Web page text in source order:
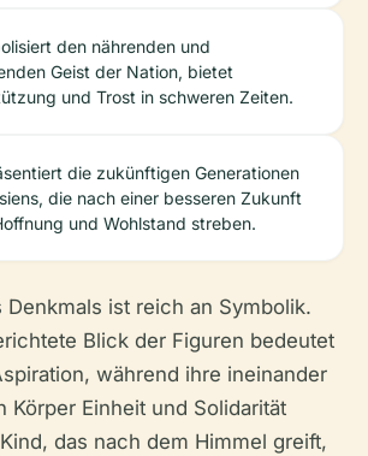
den nährenden und
Geist der Nation, bietet
und Trost in schweren Zeiten.
die zukünftigen Generationen
die nach einer besseren Zukunft
und Wohlstand streben.
Denkmals ist reich an Symbolik.
Blick der Figuren bedeutet
während ihre ineinander
Körper Einheit und Solidarität
das nach dem Himmel greift,